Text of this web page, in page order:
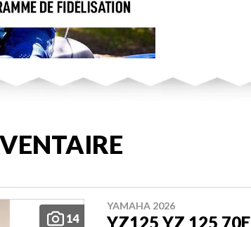
14
YAMAHA 2026
YZ125 YZ 125 70E